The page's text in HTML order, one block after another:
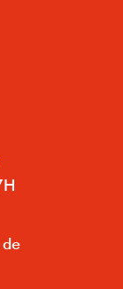
de